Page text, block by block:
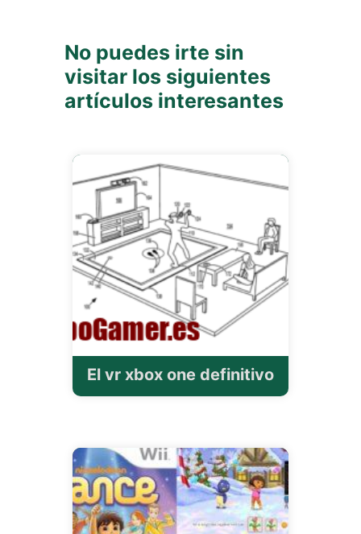
No puedes irte sin
visitar los siguientes
artículos interesantes
El vr xbox one definitivo